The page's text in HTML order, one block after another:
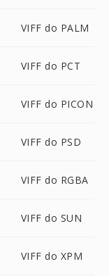
VIFF do PALM
VIFF do PCT
VIFF do PICON
VIFF do PSD
VIFF do RGBA
VIFF do SUN
VIFF do XPM